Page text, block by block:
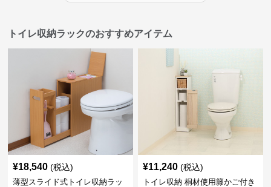
トイレ収納ラックのおすすめアイテム
¥18,540 (税込)
薄型スライド式トイレ収納ラッ
¥11,240 (税込)
トイレ収納 桐材使用籐かご付き